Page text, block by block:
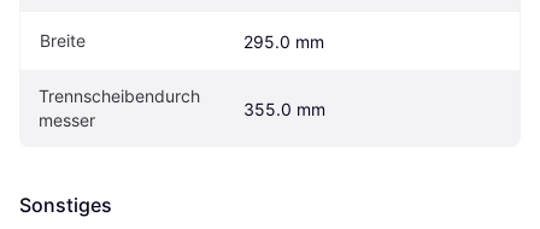
Breite 295.0 mm
Trennscheibendurch
messer
355.0 mm
Sonstiges